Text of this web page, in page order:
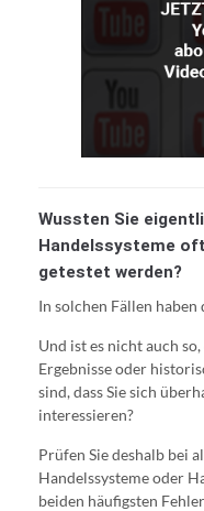
Wussten Sie
Handelssysteme
getestet werden?
In solchen Fällen haben
Und ist es nicht auch
Ergebnisse oder
sind, dass Sie sich
interessieren?
Prüfen Sie deshalb bei
Handelssysteme oder
beiden häufigsten